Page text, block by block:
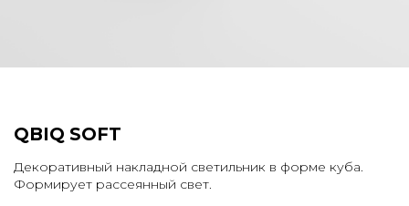
QBIQ SOFT
Декоративный накладной светильник в форме куба.
Формирует рассеянный свет.